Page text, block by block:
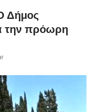
Δήμος
την πρόωρη